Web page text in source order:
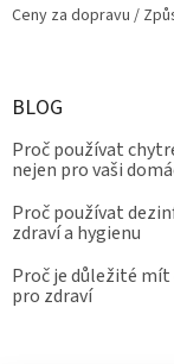
Ceny za dopravu /
BLOG
Proč používat
nejen pro vaši
Proč používat
zdraví a hygienu
Proč je důležité mít
pro zdraví